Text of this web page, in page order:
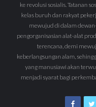
ke revolusi sosialis. Tatanan
kelas buruh dan rakyat
mewujud di dalam
pengorganisasian alat-alat
terencana, demi
keberlangsungan alam,
yang manusiawi akan
menjadi syarat bagi